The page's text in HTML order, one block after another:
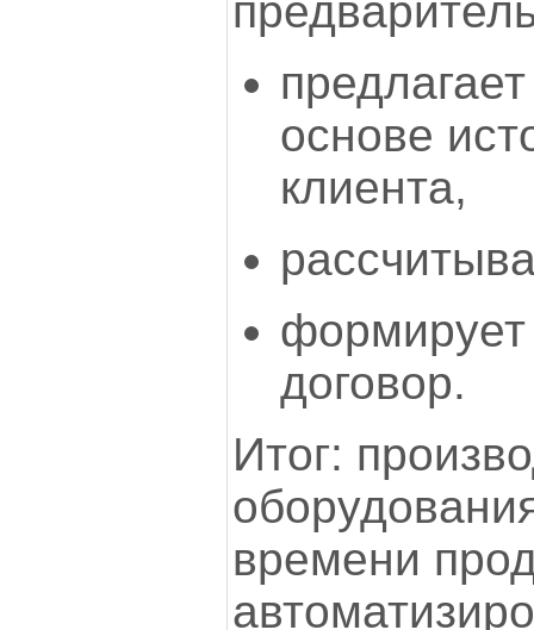
основе
клиента,
договор.
Итог:
времени